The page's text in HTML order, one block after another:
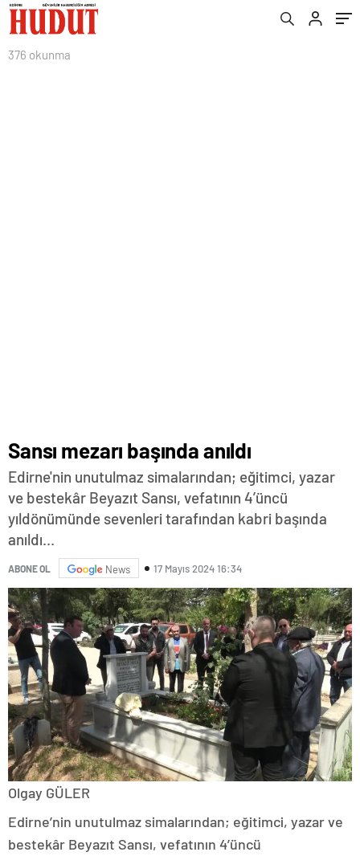
376 okunma
Sansı mezarı başında anıldı
Edirne'nin unutulmaz simalarından; eğitimci, yazar
ve bestekâr Beyazıt Sansı, vefatının 4’üncü
yıldönümünde sevenleri tarafından kabri başında
anıldı...
ABONE OL News 17 Mayıs 2024 16:34
Olgay GÜLER
Edirne’nin unutulmaz simalarından; eğitimci, yazar ve
bestekâr Beyazıt Sansı, vefatının 4’üncü